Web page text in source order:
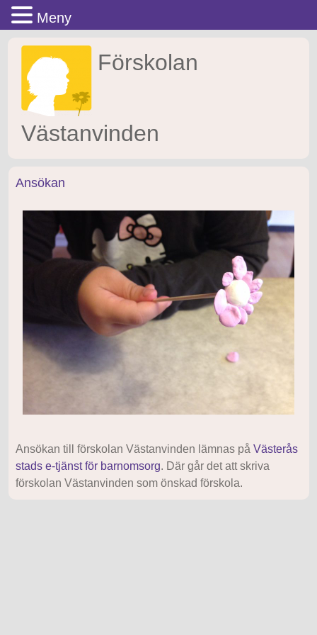
innehåll
Förskolan
Västanvinden
Ansökan
Ansökan till förskolan Västanvinden lämnas påVästerås
stads e-tjänst för barnomsorg. Där går det att skriva
förskolan Västanvinden som önskad förskola.
Meny